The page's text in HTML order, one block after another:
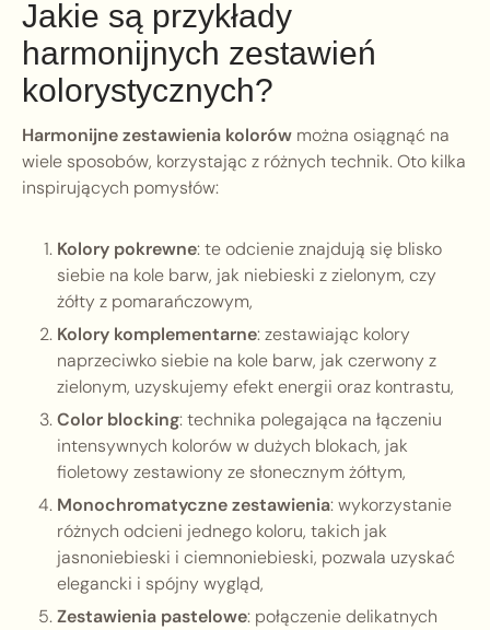
Jakie są przykłady
harmonijnych zestawień
kolorystycznych?
Harmonijne zestawienia kolorów można osiągnąć na
wiele sposobów, korzystając z różnych technik. Oto kilka
inspirujących pomysłów:
Kolory pokrewne: te odcienie znajdują się blisko
siebie na kole barw, jak niebieski z zielonym, czy
żółty z pomarańczowym,
Kolory komplementarne: zestawiając kolory
naprzeciwko siebie na kole barw, jak czerwony z
zielonym, uzyskujemy efekt energii oraz kontrastu,
Color blocking: technika polegająca na łączeniu
intensywnych kolorów w dużych blokach, jak
fioletowy zestawiony ze słonecznym żółtym,
Monochromatyczne zestawienia: wykorzystanie
różnych odcieni jednego koloru, takich jak
jasnoniebieski i ciemnoniebieski, pozwala uzyskać
elegancki i spójny wygląd,
Zestawienia pastelowe: połączenie delikatnych